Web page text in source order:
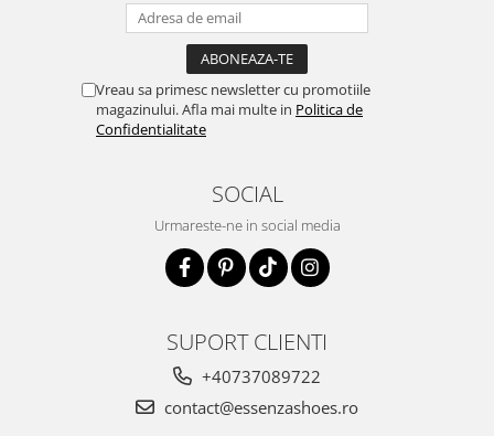
Vreau sa primesc newsletter cu promotiile
magazinului. Afla mai multe in Politica de
Confidentialitate
SOCIAL
Urmareste-ne in social media
SUPORT CLIENTI
+40737089722
contact@essenzashoes.ro